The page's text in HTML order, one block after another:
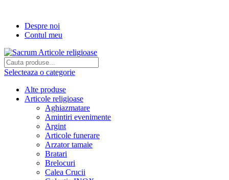
Despre noi
Contul meu
Selecteaza o categorie
Alte produse
Articole religioase
Aghiazmatare
Amintiri evenimente
Argint
Articole funerare
Arzator tamaie
Bratari
Brelocuri
Calea Crucii